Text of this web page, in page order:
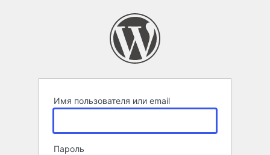
Имя пользователя или email
Пароль